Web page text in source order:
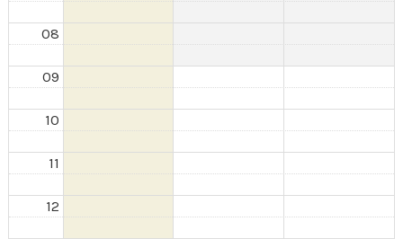
08
09
10
11
12